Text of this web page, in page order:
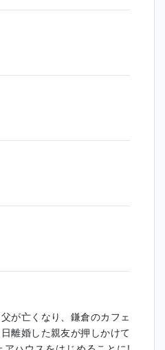
が亡くなり、鎌倉のカフェ
離婚した親友が押しかけて